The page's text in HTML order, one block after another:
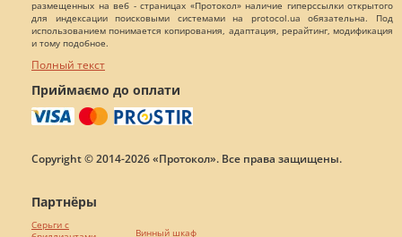
размещенных на веб - страницах «Протокол» наличие гиперссылки открытого
для индексации поисковыми системами на protocol.ua обязательна. Под
использованием понимается копирования, адаптация, рерайтинг, модификация
и тому подобное.
Полный текст
Приймаємо до оплати
Copyright © 2014-2026 «Протокол». Все права защищены.
Партнёры
Серьги с
Винный шкаф